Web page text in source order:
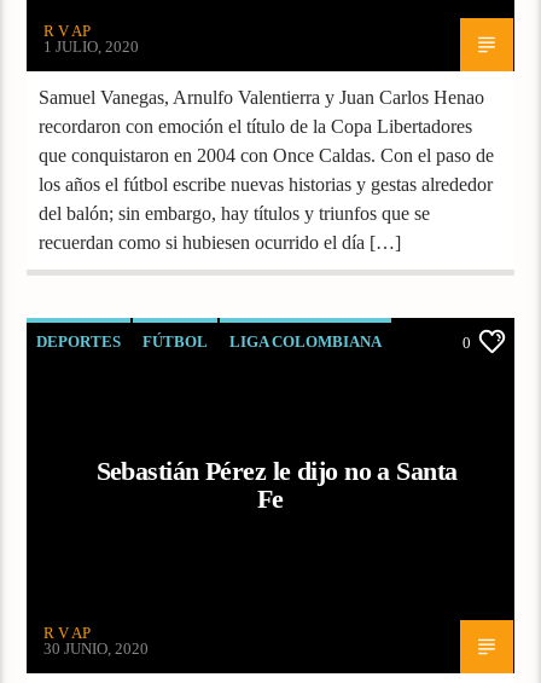
R V AP
1 JULIO, 2020
Samuel Vanegas, Arnulfo Valentierra y Juan Carlos Henao
recordaron con emoción el título de la Copa Libertadores
que conquistaron en 2004 con Once Caldas. Con el paso de
los años el fútbol escribe nuevas historias y gestas alrededor
del balón; sin embargo, hay títulos y triunfos que se
recuerdan como si hubiesen ocurrido el día […]
DEPORTES FÚTBOL LIGA COLOMBIANA 0
Sebastián Pérez le dijo no a Santa
Fe
R V AP
30 JUNIO, 2020